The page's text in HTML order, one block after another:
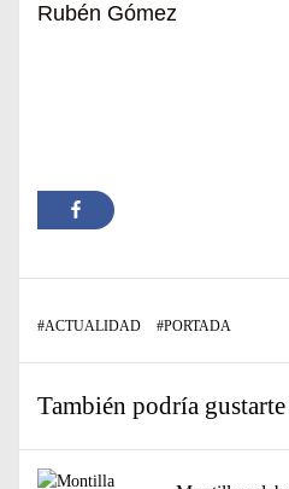
Rubén Gómez
#ACTUALIDAD #PORTADA
También podría gustarte